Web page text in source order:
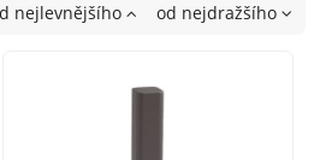
nejlevnějšího
od nejdražšího